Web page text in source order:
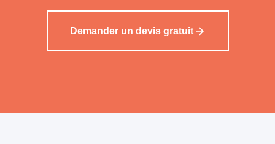
Demander un devis gratuit